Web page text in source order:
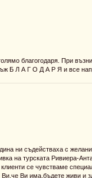
благогодаря. При
Б Л А Г О Д А Р Я и все
ни съдействаха с
на турската Ривиера-
се чувстваме
Ви има,бъдете живи и